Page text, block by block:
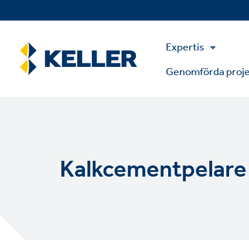
to
content Main
Menu
Expertis
Genomförda
Kalkcementpelare